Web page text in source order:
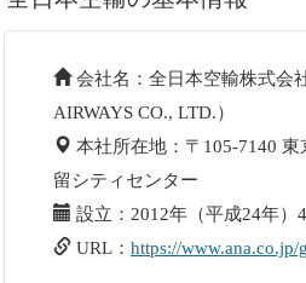
会社名：全日本空輸株式会
AIRWAYS CO., LTD.）
本社所在地：〒105-7140
留シティセンター
設立：2012年（平成24年）
URL： https://www.ana.co.jp/